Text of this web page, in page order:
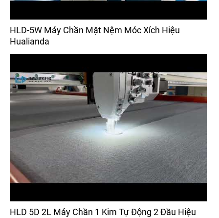
HLD-5W Máy Chần Mặt Nệm Móc Xích Hiệu
Hualianda
HLD 5D 2L Máy Chần 1 Kim Tự Động 2 Đầu Hiệu